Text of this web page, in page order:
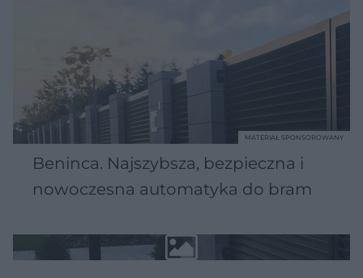
Beninca. Najszybsza, bezpieczna i
nowoczesna automatyka do bram
MATERIAŁ SPONSOROWANY